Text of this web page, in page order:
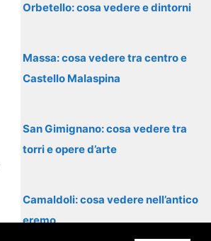
Orbetello: cosa vedere e dintorni
Massa: cosa vedere tra centro e
Castello Malaspina
San Gimignano: cosa vedere tra
torri e opere d’arte
Camaldoli: cosa vedere nell’antico
eremo